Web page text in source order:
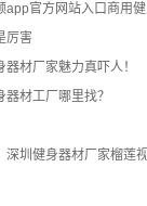
app官方网站入口商用
厉害
器材厂家魅力真吓人！
器材工厂哪里找？
深圳健身器材厂家榴莲